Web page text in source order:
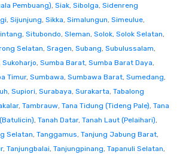
Pembuang), Siak, Sibolga, Sidenreng
, Sijunjung, Sikka, Simalungun, Simeulue,
, Situbondo, Sleman, Solok, Solok Selatan,
Selatan, Sragen, Subang, Subulussalam,
Sukoharjo, Sumba Barat, Sumba Barat Daya,
Timur, Sumbawa, Sumbawa Barat, Sumedang,
, Supiori, Surabaya, Surakarta, Tabalong
, Tambrauw, Tana Tidung (Tideng Pale), Tana
, Tanah Datar, Tanah Laut (Pelaihari),
Selatan, Tanggamus, Tanjung Jabung Barat,
, Tanjungbalai, Tanjungpinang, Tapanuli Selatan,